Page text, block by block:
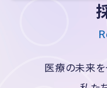
医療の未来を